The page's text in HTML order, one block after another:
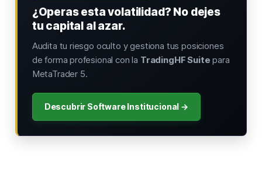
¿Operas esta volatilidad? No dejes
tu capital al azar.
Audita tu riesgo oculto y gestiona tus posiciones
de forma profesional con la TradingHF Suite para
MetaTrader 5.
Descubrir Software Institucional →